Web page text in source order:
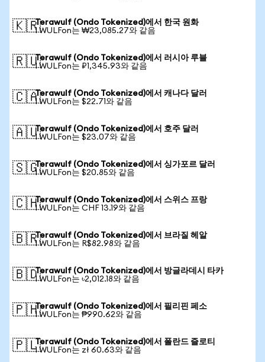
🇰🇷Terawulf (Ondo Tokenized)에서 한국 원화
1 WULFon는 ₩23,085.27와 같음
🇷🇺Terawulf (Ondo Tokenized)에서 러시아 루블
1 WULFon는 ₽1,345.93와 같음
🇨🇦Terawulf (Ondo Tokenized)에서 캐나다 달러
1 WULFon는 $22.71와 같음
🇦🇺Terawulf (Ondo Tokenized)에서 호주 달러
1 WULFon는 $23.07와 같음
🇸🇬Terawulf (Ondo Tokenized)에서 싱가포르 달러
1 WULFon는 $20.85와 같음
🇨🇭Terawulf (Ondo Tokenized)에서 스위스 프랑
1 WULFon는 CHF 13.19와 같음
🇧🇷Terawulf (Ondo Tokenized)에서 브라질 헤알
1 WULFon는 R$82.98와 같음
🇧🇩Terawulf (Ondo Tokenized)에서 방글라데시 타카
1 WULFon는 ৳2,012.18와 같음
🇵🇭Terawulf (Ondo Tokenized)에서 필리핀 페소
1 WULFon는 ₱990.62와 같음
🇵🇱Terawulf (Ondo Tokenized)에서 폴란드 즐로티
1 WULFon는 zł 60.63와 같음